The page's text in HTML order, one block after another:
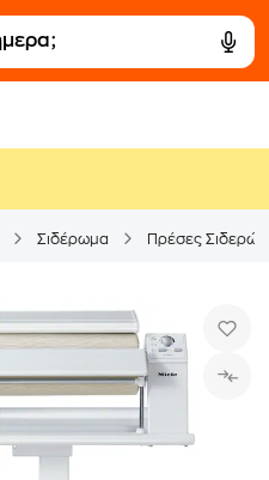
Σιδέρωμα Πρέσες